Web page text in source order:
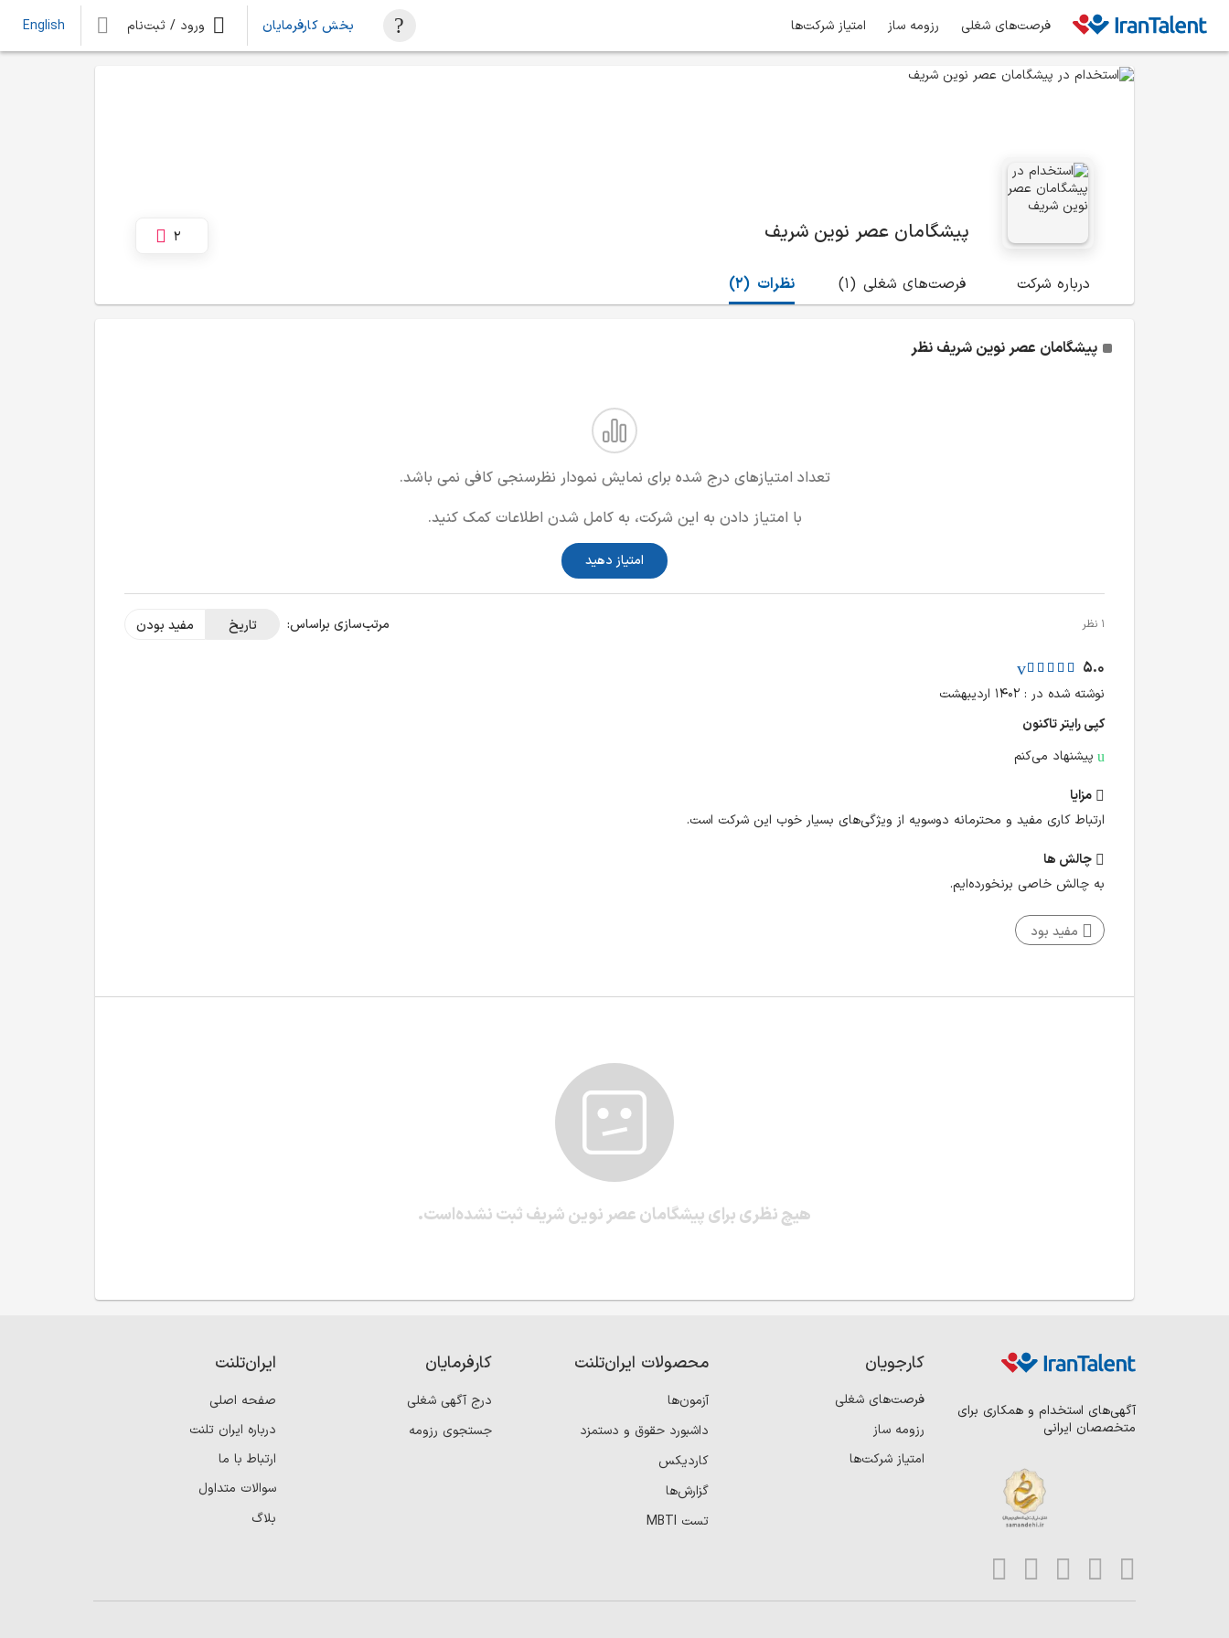
فرصت‌های شغلی رزومه ساز امتیاز شرکت‌ها بخش کارفرمایان ورود / ثبت‌نام English
پیشگامان عصر نوین شریف 2
درباره شرکت (1) فرصت‌های شغلی (2) نظرات
پیشگامان عصر نوین شریف نظر
تعداد امتیازهای درج شده برای نمایش نمودار نظرسنجی کافی نمی باشد.
با امتیاز دادن به این شرکت، به کامل شدن اطلاعات کمک کنید.
امتیاز دهید
1 نظر مرتب‌سازی بر‌اساس: تاریخ مفید بودن
5.0
نوشته شده در : ۱۴۰۲ اردیبهشت
کپی رایتر تا‌کنون
پیشنهاد می‌کنم
مزایا
ارتباط کاری مفید و محترمانه دوسویه از ویژگی‌های بسیار خوب این شرکت است.
چالش‌ ها
به چالش خاصی برنخورده‌ایم.
مفید بود
هیچ نظری برای پیشگامان عصر نوین شریف ثبت نشده‌است.
آگهی‌های استخدام و همکاری برای
متخصصان ایرانی
کارجویان
فرصت‌های شغلی
رزومه ساز
امتیاز شرکت‌ها
محصولات ایران‌تلنت
آزمون‌ها
داشبورد حقوق و دستمزد
کاردیکس
گزارش‌ها
تست MBTI
کارفرمایان
درج آگهی شغلی
جستجوی رزومه
ایران‌تلنت
صفحه اصلی
درباره ایران تلنت
ارتباط با ما
سوالات متداول
بلاگ